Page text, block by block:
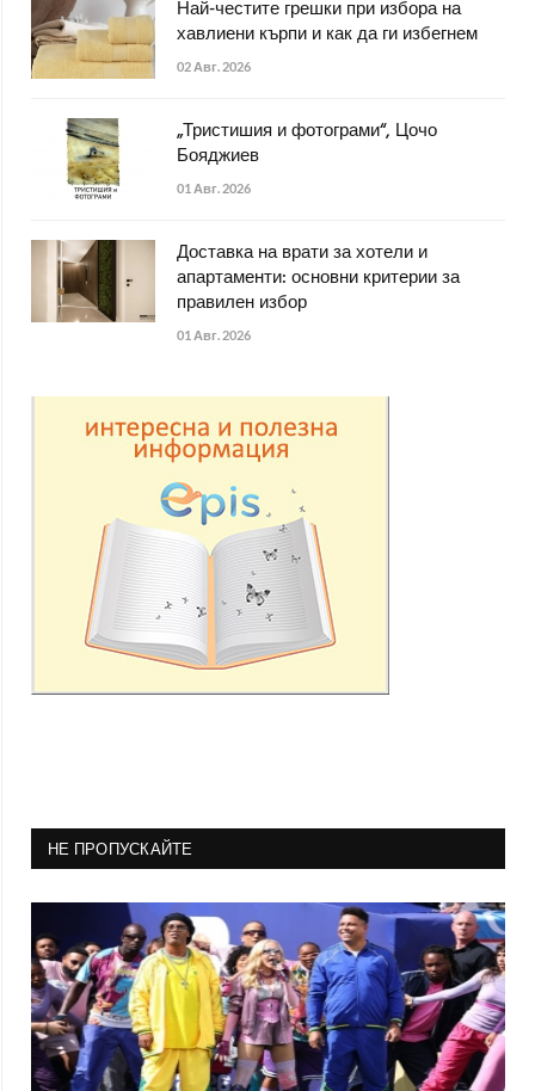
Най-честите грешки при избора на
хавлиени кърпи и как да ги избегнем
02 Авг. 2026
„Тристишия и фотограми“, Цочо
Бояджиев
01 Авг. 2026
Доставка на врати за хотели и
апартаменти: основни критерии за
правилен избор
01 Авг. 2026
НЕ ПРОПУСКАЙТЕ